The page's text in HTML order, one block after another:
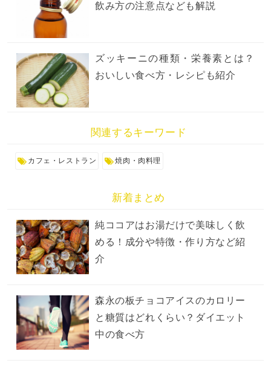
飲み方の注意点なども解説
ズッキーニの種類・栄養素とは？
おいしい食べ方・レシピも紹介
関連するキーワード
カフェ・レストラン 焼肉・肉料理
新着まとめ
純ココアはお湯だけで美味しく飲
める！成分や特徴・作り方など紹
介
森永の板チョコアイスのカロリー
と糖質はどれくらい？ダイエット
中の食べ方